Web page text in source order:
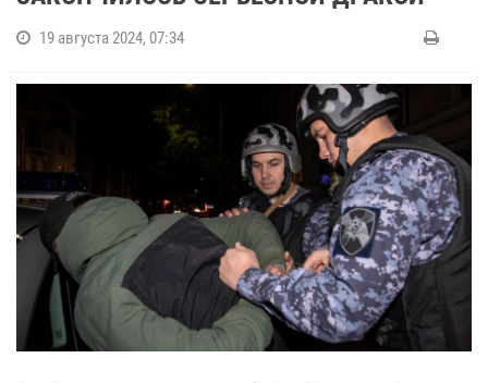
19 августа 2024, 07:34